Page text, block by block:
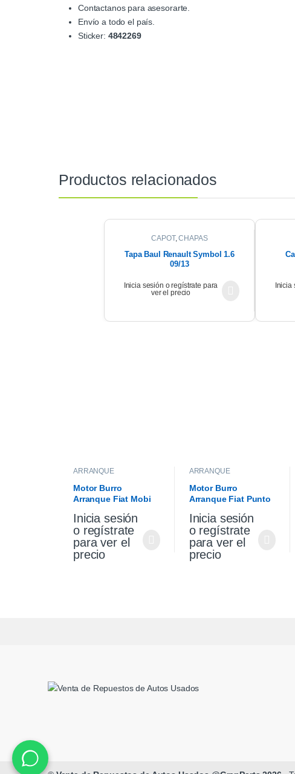
Contactanos para asesorarte.
Envío a todo el país.
Sticker: 4842269
Productos relacionados
CAPOT,CHAPAS
Tapa Baul Renault Symbol 1.6
09/13
Inicia sesión o regístrate para
ver el precio
Inicia
ARRANQUE
Motor Burro
Arranque Fiat Mobi
Inicia sesión
o regístrate
para ver el
precio
ARRANQUE
Motor Burro
Arranque Fiat Punto
Original
Inicia sesión
o regístrate
para ver el
precio